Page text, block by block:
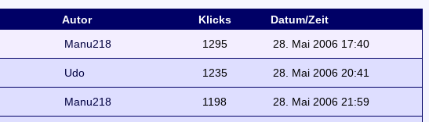
Autor Klicks Datum/Zeit
Manu218 1295 28. Mai 2006 17:40
Udo 1235 28. Mai 2006 20:41
Manu218 1198 28. Mai 2006 21:59